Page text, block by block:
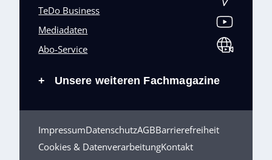
TeDo Business
Mediadaten
Abo-Service
+ Unsere weiteren Fachmagazine
ImpressumDatenschutzAGBBarrierefreiheit
Cookies & DatenverarbeitungKontakt